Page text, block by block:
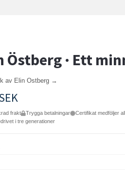
Östberg · Ett
av Elin Ostberg →
frakt Trygga betalningar
Certifikat medföljer
i tre generationer